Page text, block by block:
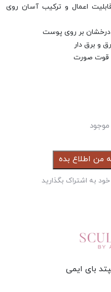
اعمال و ترکیب آسان روی
درخشان بر روی پوست
و برق دار
قوت صورت
موجود
من اطلاع بده
به اشتراک بگذارید
بای ایمی